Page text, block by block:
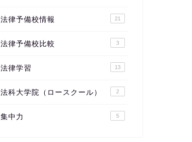
法律予備校情報 21
法律予備校比較 3
法律学習 13
法科大学院（ロースクール） 2
集中力 5